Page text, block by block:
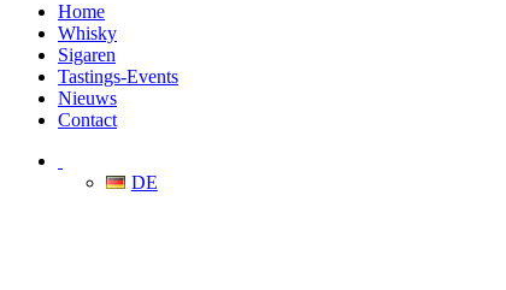
Home
Whisky
Sigaren
Tastings-Events
Nieuws
Contact
DE